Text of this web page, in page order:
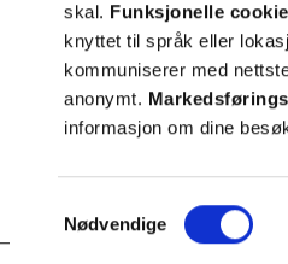
skal. Funksjonelle
knyttet til språk eller
kommuniserer med
anonymt.
informasjon om dine
Nødvendige
Om